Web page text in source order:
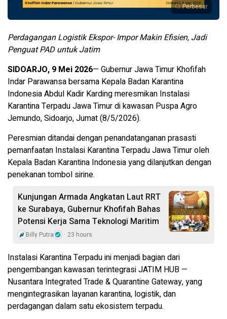
Perbesar
Perdagangan Logistik Ekspor- Impor Makin Efisien, Jadi
Penguat PAD untuk Jatim
SIDOARJO, 9 Mei 2026— Gubernur Jawa Timur Khofifah
Indar Parawansa bersama Kepala Badan Karantina
Indonesia Abdul Kadir Karding meresmikan Instalasi
Karantina Terpadu Jawa Timur di kawasan Puspa Agro
Jemundo, Sidoarjo, Jumat (8/5/2026).
Peresmian ditandai dengan penandatanganan prasasti
pemanfaatan Instalasi Karantina Terpadu Jawa Timur oleh
Kepala Badan Karantina Indonesia yang dilanjutkan dengan
penekanan tombol sirine.
Kunjungan Armada Angkatan Laut RRT
ke Surabaya, Gubernur Khofifah Bahas
Potensi Kerja Sama Teknologi Maritim
Billy Putra 23 hours
Instalasi Karantina Terpadu ini menjadi bagian dari
pengembangan kawasan terintegrasi JATIM HUB —
Nusantara Integrated Trade & Quarantine Gateway, yang
mengintegrasikan layanan karantina, logistik, dan
perdagangan dalam satu ekosistem terpadu.